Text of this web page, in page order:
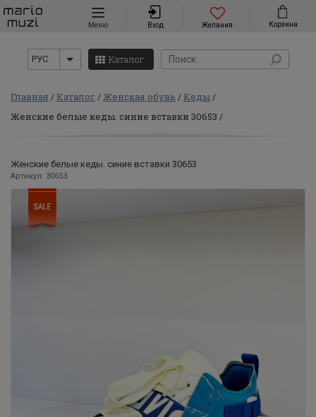
Навигация
Меню Вход Желания Корзина
РУС Каталог
Главная Каталог Женская обувь
Кеды
Женские белые кеды. синие вставки 30653
Женские белые кеды. синие вставки 30653
Артикул: 30653